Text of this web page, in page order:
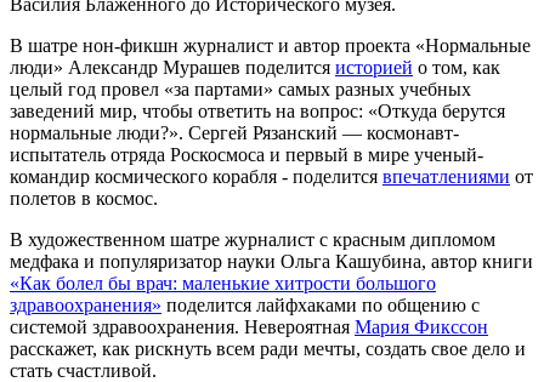
В шатре нон-фикшн журналист и автор проекта «Нормальные
люди» Александр Мурашев поделится историей о том, как
целый год провел «за партами» самых разных учебных
заведений мир, чтобы ответить на вопрос: «Откуда берутся
нормальные люди?». Сергей Рязанский — космонавт-
испытатель отряда Роскосмоса и первый в мире ученый-
командир космического корабля - поделится впечатлениями от
полетов в космос.
В художественном шатре журналист с красным дипломом
медфака и популяризатор науки Ольга Кашубина, автор книги
«Как болел бы врач: маленькие хитрости большого
здравоохранения» поделится лайфхаками по общению с
системой здравоохранения. Невероятная Мария Фикссон
расскажет, как рискнуть всем ради мечты, создать свое дело и
стать счастливой.